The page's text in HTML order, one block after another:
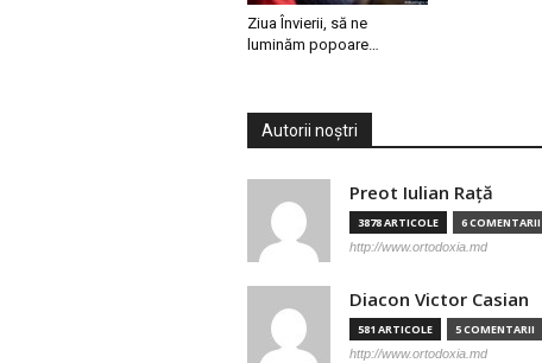
Ziua Învierii, să ne
luminăm popoare…
Autorii noștri
Preot Iulian Raţă
3878 ARTICOLE 6 COMENTARII
http://www.ortodoxia.md
Diacon Victor Casian
581 ARTICOLE 5 COMENTARII
http://www.ortodoxia.md